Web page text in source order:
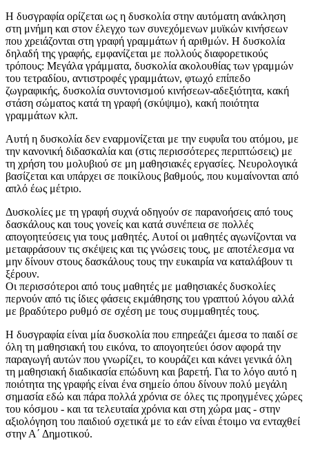
Η δυσγραφία ορίζεται ως η δυσκολία στην αυτόματη ανάκληση
στη μνήμη και στον έλεγχο των συνεχόμενων μυϊκών κινήσεων
που χρειάζονται στη γραφή γραμμάτων ή αριθμών. Η δυσκολία
δηλαδή της γραφής, εμφανίζεται με πολλούς διαφορετικούς
τρόπους: Μεγάλα γράμματα, δυσκολία ακολουθίας των γραμμών
του τετραδίου, αντιστροφές γραμμάτων, φτωχό επίπεδο
ζωγραφικής, δυσκολία συντονισμού κινήσεων-αδεξιότητα, κακή
στάση σώματος κατά τη γραφή (σκύψιμο), κακή ποιότητα
γραμμάτων κλπ.
Αυτή η δυσκολία δεν εναρμονίζεται με την ευφυΐα του ατόμου, με
την κανονική διδασκαλία και (στις περισσότερες περιπτώσεις) με
τη χρήση του μολυβιού σε μη μαθησιακές εργασίες. Νευρολογικά
βασίζεται και υπάρχει σε ποικίλους βαθμούς, που κυμαίνονται από
απλό έως μέτριο.
Δυσκολίες με τη γραφή συχνά οδηγούν σε παρανοήσεις από τους
δασκάλους και τους γονείς και κατά συνέπεια σε πολλές
απογοητεύσεις για τους μαθητές. Αυτοί οι μαθητές αγωνίζονται να
μεταφράσουν τις σκέψεις και τις γνώσεις τους, με αποτέλεσμα να
μην δίνουν στους δασκάλους τους την ευκαιρία να καταλάβουν τι
ξέρουν.
Οι περισσότεροι από τους μαθητές με μαθησιακές δυσκολίες
περνούν από τις ίδιες φάσεις εκμάθησης του γραπτού λόγου αλλά
με βραδύτερο ρυθμό σε σχέση με τους συμμαθητές τους.
Η δυσγραφία είναι μία δυσκολία που επηρεάζει άμεσα το παιδί σε
όλη τη μαθησιακή του εικόνα, το απογοητεύει όσον αφορά την
παραγωγή αυτών που γνωρίζει, το κουράζει και κάνει γενικά όλη
τη μαθησιακή διαδικασία επώδυνη και βαρετή. Για το λόγο αυτό η
ποιότητα της γραφής είναι ένα σημείο όπου δίνουν πολύ μεγάλη
σημασία εδώ και πάρα πολλά χρόνια σε όλες τις προηγμένες χώρες
του κόσμου - και τα τελευταία χρόνια και στη χώρα μας - στην
αξιολόγηση του παιδιού σχετικά με το εάν είναι έτοιμο να ενταχθεί
στην Α΄ Δημοτικού.